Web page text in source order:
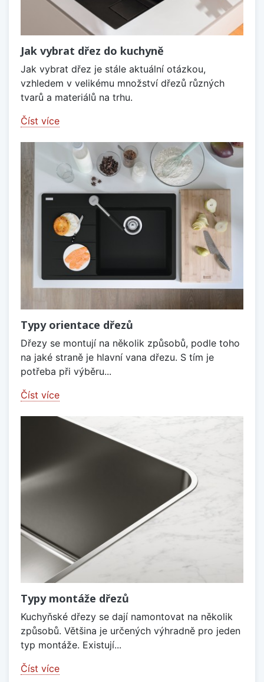
Jak vybrat dřez do kuchyně
Jak vybrat dřez je stále aktuální otázkou,
vzhledem v velikému množství dřezů různých
tvarů a materiálů na trhu.
Číst více
Typy orientace dřezů
Dřezy se montují na několik způsobů, podle toho
na jaké straně je hlavní vana dřezu. S tím je
potřeba při výběru...
Číst více
Typy montáže dřezů
Kuchyňské dřezy se dají namontovat na několik
způsobů. Většina je určených výhradně pro jeden
typ montáže. Existují...
Číst více